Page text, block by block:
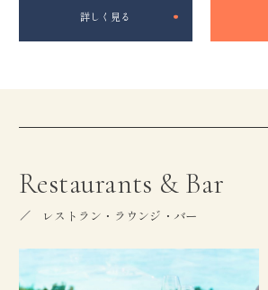
詳しく見る
Restaurants & Bar
レストラン・ラウンジ・バー